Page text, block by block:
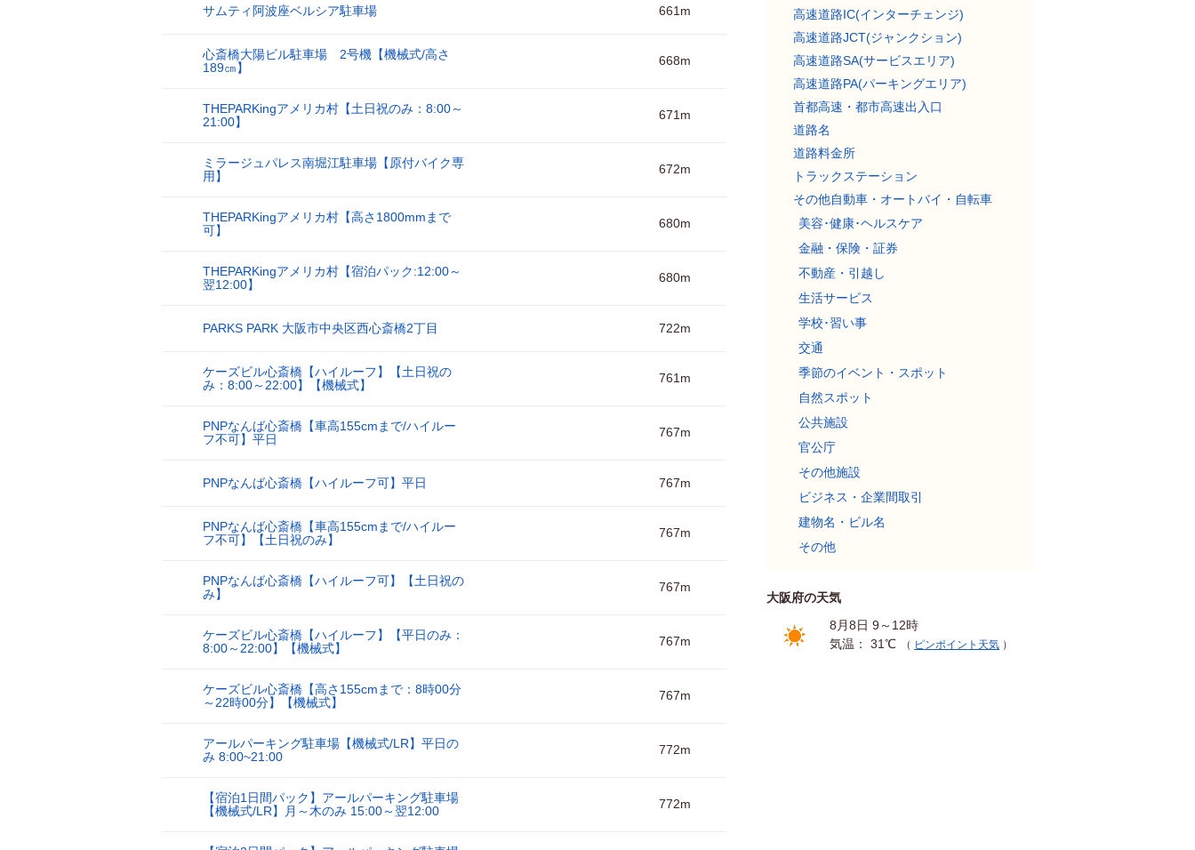
サムティ阿波座ベルシア駐車場 661m
心斎橋大陽ビル駐車場 2号機【機械式/高さ
189㎝】
668m
THEPARKingアメリカ村【土日祝のみ：8:00～
21:00】
671m
ミラージュパレス南堀江駐車場【原付バイク専
用】
672m
THEPARKingアメリカ村【高さ1800mmまで
可】
680m
THEPARKingアメリカ村【宿泊パック:12:00～
翌12:00】
680m
PARKS PARK 大阪市中央区西心斎橋2丁目 722m
ケーズビル心斎橋【ハイルーフ】【土日祝の
み：8:00～22:00】【機械式】
761m
PNPなんば心斎橋【車高155cmまで/ハイルー
フ不可】平日
767m
PNPなんば心斎橋【ハイルーフ可】平日 767m
PNPなんば心斎橋【車高155cmまで/ハイルー
フ不可】【土日祝のみ】
767m
PNPなんば心斎橋【ハイルーフ可】【土日祝の
み】
767m
ケーズビル心斎橋【ハイルーフ】【平日のみ：
8:00～22:00】【機械式】
767m
ケーズビル心斎橋【高さ155cmまで：8時00分
～22時00分】【機械式】
767m
アールパーキング駐車場【機械式/LR】平日の
み 8:00~21:00
772m
【宿泊1日間パック】アールパーキング駐車場
【機械式/LR】月～木のみ 15:00～翌12:00
772m
高速道路IC(インターチェンジ)
高速道路JCT(ジャンクション)
高速道路SA(サービスエリア)
高速道路PA(パーキングエリア)
首都高速・都市高速出入口
道路名
道路料金所
トラックステーション
その他自動車・オートバイ・自転車
美容･健康･ヘルスケア
金融・保険・証券
不動産・引越し
生活サービス
学校･習い事
交通
季節のイベント・スポット
自然スポット
公共施設
官公庁
その他施設
ビジネス・企業間取引
建物名・ビル名
その他
大阪府の天気
8月8日 9～12時
気温： 31℃
（ ピンポイント天気 ）